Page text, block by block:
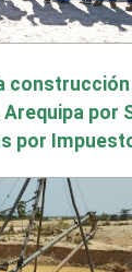
por
por